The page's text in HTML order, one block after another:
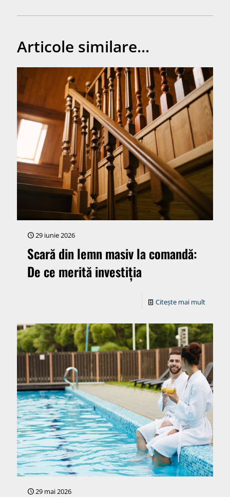
Articole similare...
29 iunie 2026
Scară din lemn masiv la comandă:
De ce merită investiția
Citește mai mult
29 mai 2026